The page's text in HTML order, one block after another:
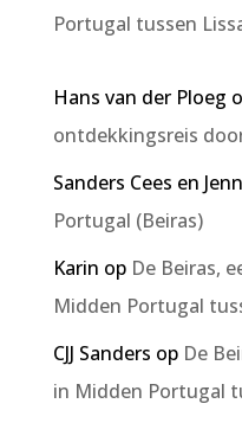
Portugal tussen
Hans van der Ploeg
ontdekkingsreis
Sanders Cees en
Portugal (Beiras)
Karin op De Beiras,
Midden Portugal
CJJ Sanders op De
in Midden Portugal